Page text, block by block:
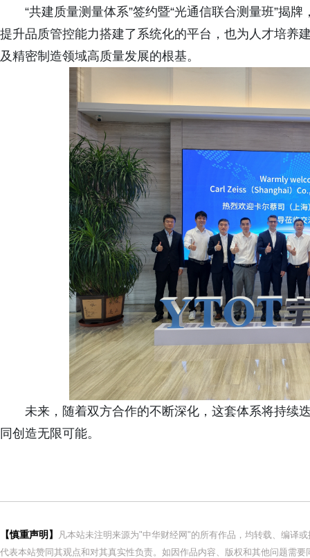
“共建质量测量体系”签约暨“光通信联合测量班”揭
提升品质管控能力搭建了系统化的平台，也为人才培养
及精密制造领域高质量发展的根基。
未来，随着双方合作的不断深化，这套体系将持续
同创造无限可能。
【慎重声明】
凡本站未注明来源为"中华财经网"的所有作品，均转载、编译
代表本站赞同其观点和对其真实性负责。如因作品内容、版权和其他问题需